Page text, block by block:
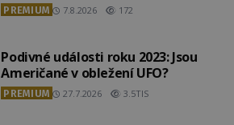
PREMIUM 7.8.2026 172
Podivné události roku 2023: Jsou
Američané v obležení UFO?
PREMIUM 27.7.2026 3.5TIS